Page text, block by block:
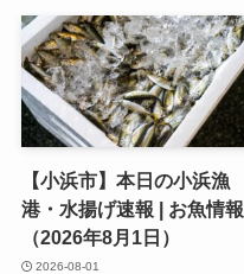
【小浜市】本日の小浜漁
港・水揚げ速報 | お魚情報
（2026年8月1日）
2026-08-01